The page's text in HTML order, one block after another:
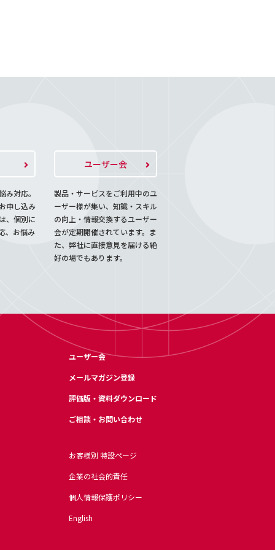
み対応。
申し込み
、個別に
、お悩み
ユーザー会
製品・サービスをご利用中のユ
ーザー様が集い、知識・スキル
の向上・情報交換するユーザー
会が定期開催されています。ま
た、弊社に直接意見を届ける絶
好の場でもあります。
ユーザー会
メールマガジン登録
評価版・資料ダウンロード
ご相談・お問い合わせ
お客様別 特設ページ
企業の社会的責任
個人情報保護ポリシー
English